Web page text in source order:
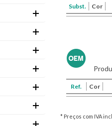
Subst. Cor
Ref. Cor
* Preços com IVA